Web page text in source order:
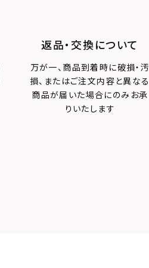
返品・交換について
万が一、商品到着時に破損・汚
損、またはご注文内容と異なる
商品が届いた場合にのみお承
りいたします